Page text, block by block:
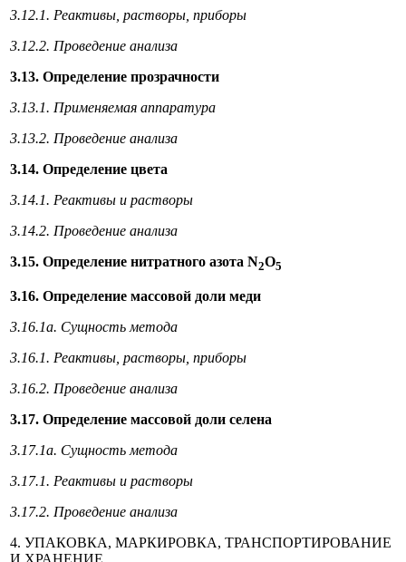
3.12.1. Реактивы, растворы, приборы
3.12.2. Проведение анализа
3.13. Определение прозрачности
3.13.1. Применяемая аппаратура
3.13.2. Проведение анализа
3.14. Определение цвета
3.14.1. Реактивы и растворы
3.14.2. Проведение анализа
3.15. Определение нитратного азота N2O5
3.16. Определение массовой доли меди
3.16.1а. Сущность метода
3.16.1. Реактивы, растворы, приборы
3.16.2. Проведение анализа
3.17. Определение массовой доли селена
3.17.1а. Сущность метода
3.17.1. Реактивы и растворы
3.17.2. Проведение анализа
4. УПАКОВКА, МАРКИРОВКА, ТРАНСПОРТИРОВАНИЕ
И ХРАНЕНИЕ